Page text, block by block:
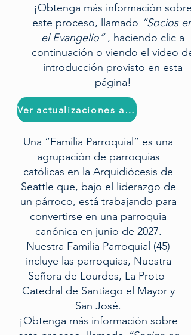
¡Obtenga más información sobre
este proceso, llamado “Socios en
el Evangelio”, haciendo clic a
continuación o viendo el video de
introducción provisto en esta
página!
Ver actualizaciones anteriores
Una “Familia Parroquial” es una
agrupación de parroquias
católicas en la Arquidiócesis de
Seattle que, bajo el liderazgo de
un párroco, está trabajando para
convertirse en una parroquia
canónica en junio de 2027.
Nuestra Familia Parroquial (45)
incluye las parroquias, Nuestra
Señora de Lourdes, La Proto-
Catedral de Santiago el Mayor y
San José.
¡Obtenga más información sobre